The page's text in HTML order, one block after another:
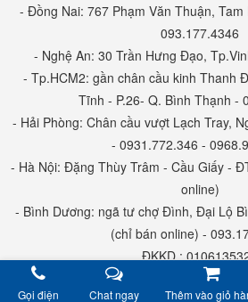
- Đồng Nai: 767 Phạm Văn Thuận,
093.177.4346
- Nghệ An: 30 Trần Hưng Đạo,
- Tp.HCM2: gần chân cầu kinh Thanh
Tĩnh - P.26- Q. Bình Thạnh -
- Hải Phòng: Chân cầu vượt Lạch Tray,
- 0931.772.346 -
- Hà Nội: Đặng Thùy Trâm - Cầu Giấy -
online)
- Bình Dương: ngã tư chợ Đình, Đại Lộ
(chỉ bán online) -
ĐKKD :
Gọi điện Chat ngay Thêm vào giỏ